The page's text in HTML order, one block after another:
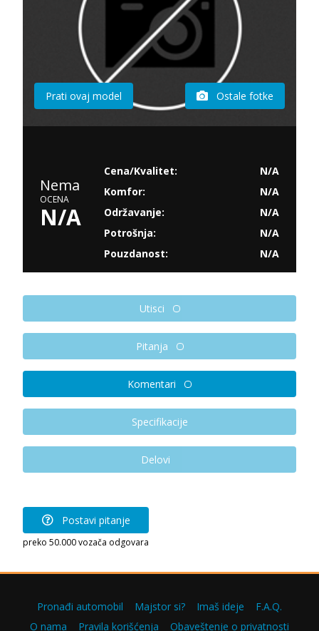
Prati ovaj model Ostale fotke
Nema
OCENA
N/A
Cena/Kvalitet:
N/A
Komfor:
N/A
Održavanje:
N/A
Potrošnja:
N/A
Pouzdanost:
N/A
Utisci
Pitanja
Komentari
Specifikacije
Delovi
Postavi pitanje
preko 50.000 vozača odgovara
Pronađi automobil Majstor si? Imaš ideje
F.A.Q.
O nama
Pravila korišćenja Obaveštenje o privatnosti